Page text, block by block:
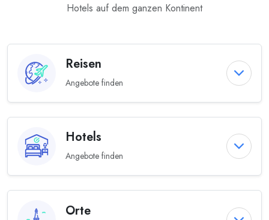
Hotels auf dem ganzen Kontinent
Reisen
Angebote finden
Hotels
Angebote finden
Orte